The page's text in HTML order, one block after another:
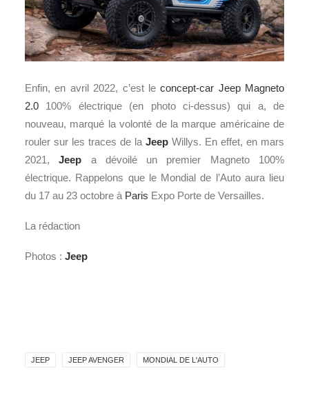
Enfin, en avril 2022, c’est leconcept-car Jeep Magneto
2.0 100% électrique (en photo ci-dessus) qui a, de
nouveau, marqué la volonté de la marque américaine de
rouler sur les traces de la Jeep Willys. En effet, en mars
2021,Jeep a dévoilé un premier Magneto 100%
électrique. Rappelons que le Mondial de l’Auto aura lieu
du 17 au 23 octobre à Paris Expo Porte de Versailles.
La rédaction
Photos : Jeep
JEEP JEEP AVENGER MONDIAL DE L'AUTO